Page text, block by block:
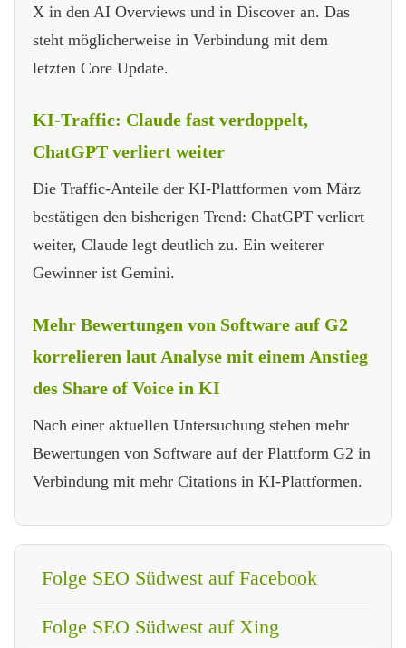
X in den AI Overviews und in Discover an. Das
steht möglicherweise in Verbindung mit dem
letzten Core Update.
KI-Traffic: Claude fast verdoppelt,
ChatGPT verliert weiter
Die Traffic-Anteile der KI-Plattformen vom März
bestätigen den bisherigen Trend: ChatGPT verliert
weiter, Claude legt deutlich zu. Ein weiterer
Gewinner ist Gemini.
Mehr Bewertungen von Software auf G2
korrelieren laut Analyse mit einem Anstieg
des Share of Voice in KI
Nach einer aktuellen Untersuchung stehen mehr
Bewertungen von Software auf der Plattform G2 in
Verbindung mit mehr Citations in KI-Plattformen.
Folge SEO Südwest auf Facebook
Folge SEO Südwest auf Xing